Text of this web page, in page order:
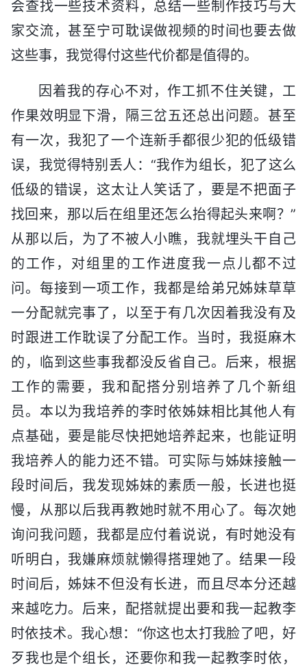
会查找一些技术资料，总结一些制作技巧与大
家交流，甚至宁可耽误做视频的时间也要去做
这些事，我觉得付这些代价都是值得的。
因着我的存心不对，作工抓不住关键，工
作果效明显下滑，隔三岔五还总出问题。甚至
有一次，我犯了一个连新手都很少犯的低级错
误，我觉得特别丢人：“我作为组长，犯了这么
低级的错误，这太让人笑话了，要是不把面子
找回来，那以后在组里还怎么抬得起头来啊？”
从那以后，为了不被人小瞧，我就埋头干自己
的工作，对组里的工作进度我一点儿都不过
问。每接到一项工作，我都是给弟兄姊妹草草
一分配就完事了，以至于有几次因着我没有及
时跟进工作耽误了分配工作。当时，我挺麻木
的，临到这些事我都没反省自己。后来，根据
工作的需要，我和配搭分别培养了几个新组
员。本以为我培养的李时依姊妹相比其他人有
点基础，要是能尽快把她培养起来，也能证明
我培养人的能力还不错。可实际与姊妹接触一
段时间后，我发现姊妹的素质一般，长进也挺
慢，从那以后我再教她时就不用心了。每次她
询问我问题，我都是应付着说说，有时她没有
听明白，我嫌麻烦就懒得搭理她了。结果一段
时间后，姊妹不但没有长进，而且尽本分还越
来越吃力。后来，配搭就提出要和我一起教李
时依技术。我心想：“你这也太打我脸了吧，好
歹我也是个组长，还要你和我一起教李时依，